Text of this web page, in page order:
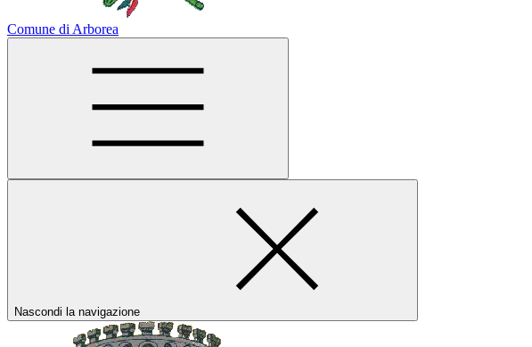
Comune di Arborea
Nascondi la navigazione